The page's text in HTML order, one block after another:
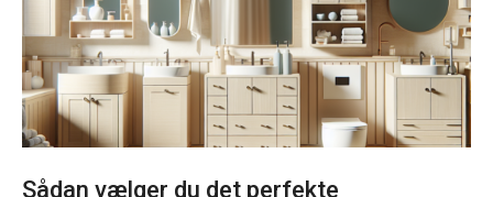
Sådan vælger du det perfekte